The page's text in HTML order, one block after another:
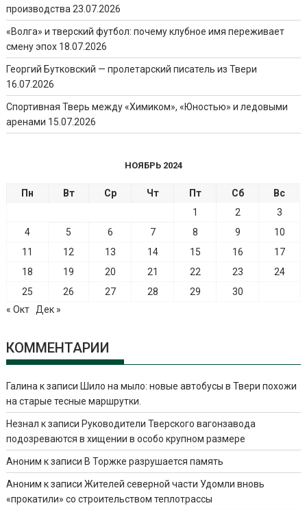
производства 23.07.2026
«Волга» и тверский футбол: почему клубное имя переживает
смену эпох 18.07.2026
Георгий Бутковский — пролетарский писатель из Твери
16.07.2026
Спортивная Тверь между «Химиком», «Юностью» и ледовыми
аренами 15.07.2026
НОЯБРЬ 2024
Пн Вт Ср Чт Пт Сб
Вс
1
2
3
4
5 6 7 8 9
10
11
12 13 14 15 16
17
18
19 20 21 22 23
24
25
26 27 28 29
30
« Окт
Дек »
КОММЕНТАРИИ
Галина к записи Шило на мыло: новые автобусы в Твери похожи
на старые тесные маршрутки.
Незнал к записи Руководители Тверского вагонзавода
подозреваются в хищении в особо крупном размере
Аноним к записи В Торжке разрушается память
Аноним к записиЖителей северной части Удомли вновь
«прокатили» со строительством теплотрассы